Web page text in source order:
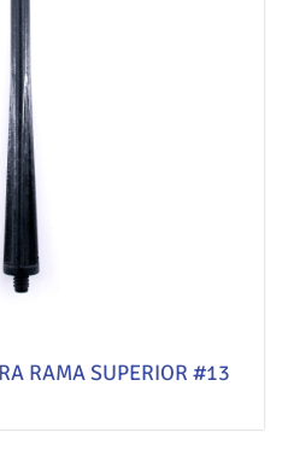
RAMA SUPERIOR #13